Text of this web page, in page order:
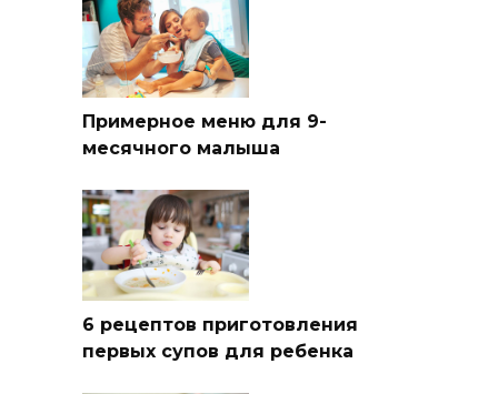
Примерное меню для 9-
месячного малыша
6 рецептов приготовления
первых супов для ребенка